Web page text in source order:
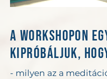
A workshopon
kipróbáljuk,
- milyen az a